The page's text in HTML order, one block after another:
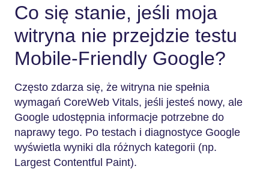
Co się stanie, jeśli moja
witryna nie przejdzie testu
Mobile-Friendly Google?
Często zdarza się, że witryna nie spełnia
wymagań CoreWeb Vitals, jeśli jesteś nowy, ale
Google udostępnia informacje potrzebne do
naprawy tego. Po testach i diagnostyce Google
wyświetla wyniki dla różnych kategorii (np.
Largest Contentful Paint).